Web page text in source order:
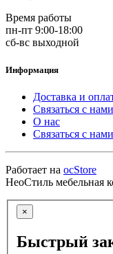
Время работы
пн-пт 9:00-18:00
сб-вс выходной
Информация
Доставка и
Связаться с нами
О нас
Связаться с нами
Работает на ocStore
НеоСтиль мебельная
×
Быстрый